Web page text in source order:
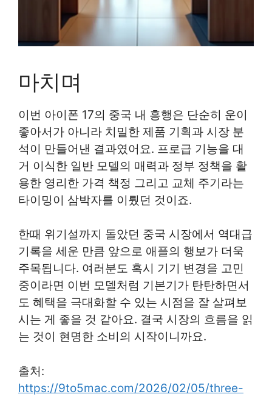
마치며
이번 아이폰 17의 중국 내 흥행은 단순히 운이
좋아서가 아니라 치밀한 제품 기획과 시장 분
석이 만들어낸 결과였어요. 프로급 기능을 대
거 이식한 일반 모델의 매력과 정부 정책을 활
용한 영리한 가격 책정 그리고 교체 주기라는
타이밍이 삼박자를 이뤘던 것이죠.
한때 위기설까지 돌았던 중국 시장에서 역대급
기록을 세운 만큼 앞으로 애플의 행보가 더욱
주목됩니다. 여러분도 혹시 기기 변경을 고민
중이라면 이번 모델처럼 기본기가 탄탄하면서
도 혜택을 극대화할 수 있는 시점을 잘 살펴보
시는 게 좋을 것 같아요. 결국 시장의 흐름을 읽
는 것이 현명한 소비의 시작이니까요.
출처:
https://9to5mac.com/2026/02/05/three-